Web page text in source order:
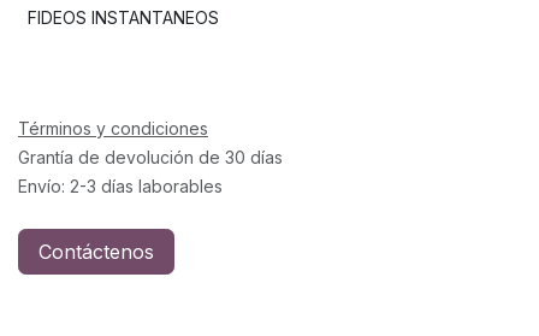
FIDEOS INSTANTANEOS
Términos y condiciones
Grantía de devolución de 30 días
Envío: 2-3 días laborables
Contáctenos